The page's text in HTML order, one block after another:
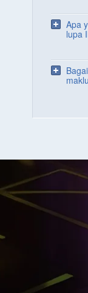
Apa
lupa